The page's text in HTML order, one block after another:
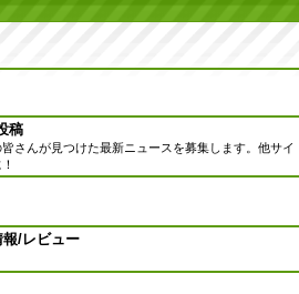
稿
さんが見つけた最新ニュースを募集します。他サイ
/レビュー